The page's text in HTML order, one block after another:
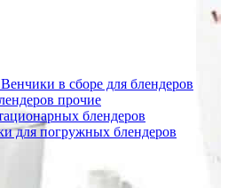
Венчики в сборе для блендеров
прочие
блендеров
для погружных блендеров